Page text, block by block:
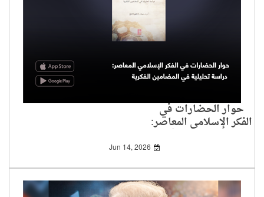
حوار الحضارات في
الفكر الإسلامي المعاصر:
دراسة تحليلية في
Jun 14, 2026